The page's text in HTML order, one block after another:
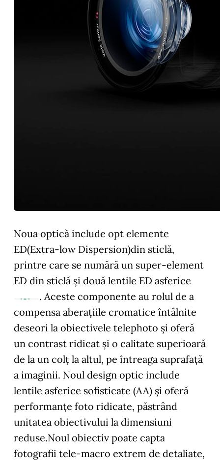
Noua optică include opt elemente
ED(Extra-low Dispersion)din sticlă,
printre care se numără un super-element
ED din sticlă și două lentile ED asferice
. Aceste componente au rolul de a
compensa aberațiile cromatice întâlnite
deseori la obiectivele telephoto și oferă
un contrast ridicat și o calitate superioară
de la un colț la altul, pe întreaga suprafață
a imaginii. Noul design optic include
lentile asferice sofisticate (AA) și oferă
performanțe foto ridicate, păstrând
unitatea obiectivului la dimensiuni
reduse.Noul obiectiv poate capta
fotografii tele-macro extrem de detaliate,